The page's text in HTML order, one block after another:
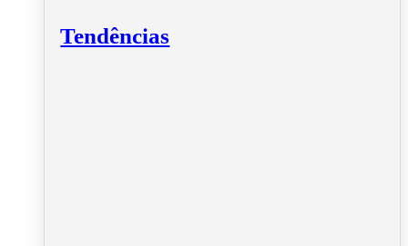
Tendências